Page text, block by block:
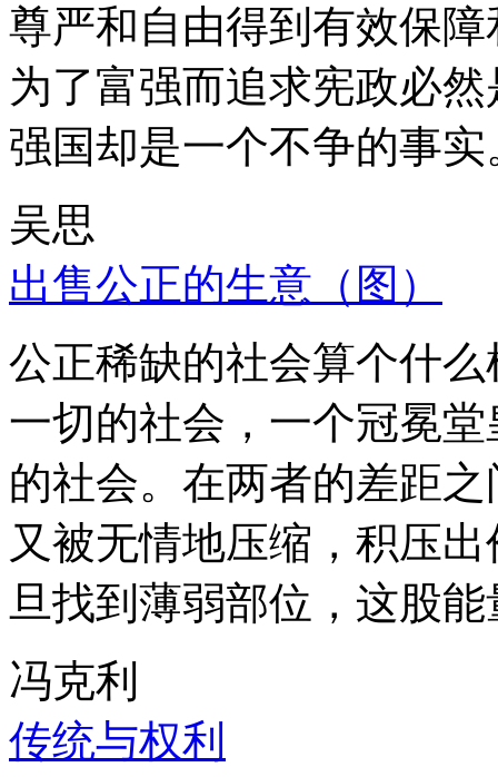
尊严和自由得到有效保
为了富强而追求宪政必
强国却是一个不争的事实
吴思
出售公正的生意（图）
公正稀缺的社会算个什
一切的社会，一个冠冕
的社会。在两者的差距
又被无情地压缩，积压
旦找到薄弱部位，这股
冯克利
传统与权利